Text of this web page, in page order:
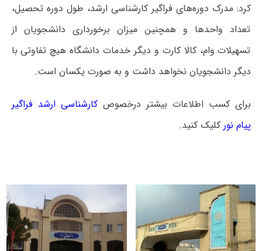
کرد: مدرک دوره‌های فراگیر کارشناسی ارشد، طول دوره تحصیل،
تعداد واحد‌ها و همچنین میزان برخورداری دانشجویان از
تسهیلات وام، کالا کارت و دیگر خدمات دانشگاه هیچ تفاوتی با
دیگر دانشجویان نخواهد داشت و به صورت یکسان است.
برای کسب اطلاعات بیشتر درخصوصکارشناسی ارشد فراگیر
پیام نور کلیک کنید.